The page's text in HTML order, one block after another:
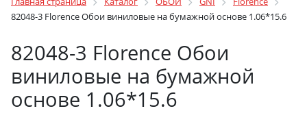
82048-3 Florence Обои виниловые на бумажной основе 1.06*15.6
82048-3 Florence Обои
виниловые на бумажной
основе 1.06*15.6